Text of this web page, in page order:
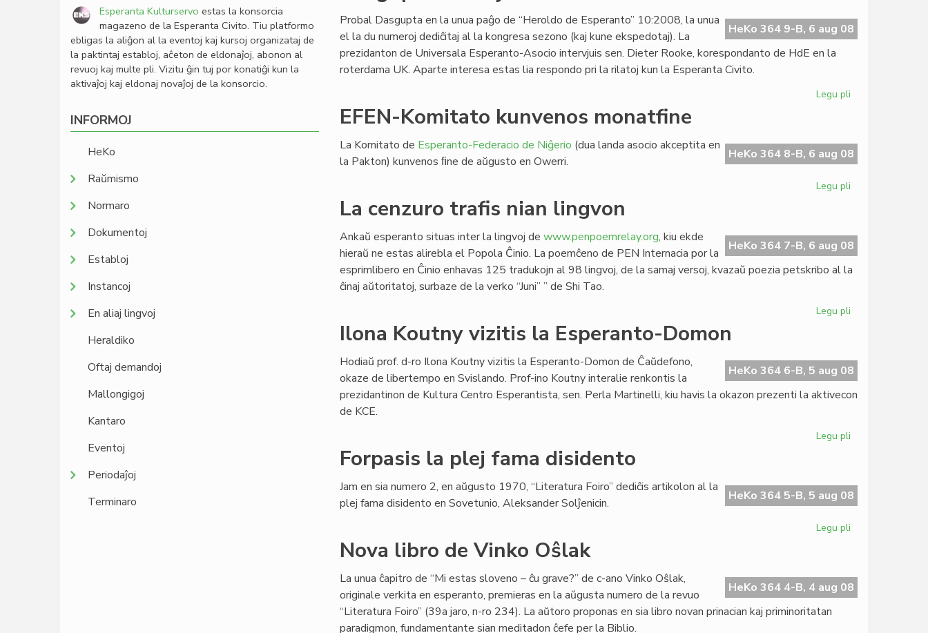
en
Esperantio
HeKo 364 9-B, 6 aug 08
Probal Dasgupta en la unua paĝo de “Heroldo de Esperanto” 10:2008, la unua
el la du numeroj dediĉitaj al la kongresa sezono (kaj kune ekspedotaj). La
prezidanton de Universala Esperanto-Asocio intervjuis sen. Dieter Rooke, korespondanto de HdE en la
roterdama UK. Aparte interesa estas lia respondo pri la rilatoj kun la Esperanta Civito.
Legu pli
"Heroldo"
EFEN-Komitato kunvenos monatfine
HeKo 364 8-B, 6 aug 08
La Komitato de Esperanto-Federacio de Niĝerio (dua landa asocio akceptita en
la Pakton) kunvenos ﬁne de aŭgusto en Owerri.
Legu pli
monatfine
La cenzuro trafis nian lingvon
HeKo 364 7-B, 6 aug 08
Ankaŭ esperanto situas inter la lingvoj de www.penpoemrelay.org, kiu ekde
hieraŭ ne estas alirebla el Popola Ĉinio. La poemĉeno de PEN Internacia por la
esprimlibero en Ĉinio enhavas 125 tradukojn al 98 lingvoj, de la samaj versoj, kvazaŭ poezia petskribo al la
ĉinaj aŭtoritatoj, surbaze de la verko “Juni” ” de Shi Tao.
Legu pli
nian
lingvon
Ilona Koutny vizitis la Esperanto-Domon
HeKo 364 6-B, 5 aug 08
Hodiaŭ prof. d-ro Ilona Koutny vizitis la Esperanto-Domon de Ĉaŭdefono,
okaze de libertempo en Svislando. Prof-ino Koutny interalie renkontis la
prezidantinon de Kultura Centro Esperantista, sen. Perla Martinelli, kiu havis la okazon prezenti la aktivecon
de KCE.
Legu pli
la
Esperanto-
Forpasis la plej fama disidento
HeKo 364 5-B, 5 aug 08
Jam en sia numero 2, en aŭgusto 1970, “Literatura Foiro” dediĉis artikolon al la
plej fama disidento en Sovetunio, Aleksander Solĵenicin.
Legu pli
fama
disidento
Nova libro de Vinko Oŝlak
HeKo 364 4-B, 4 aug 08
La unua ĉapitro de “Mi estas sloveno – ĉu grave?” de c-ano Vinko Oŝlak,
originale verkita en esperanto, premieras en la aŭgusta numero de la revuo
“Literatura Foiro” (39a jaro, n-ro 234). La aŭtoro proponas en sia libro novan prinacian kaj priminoritatan
paradigmon, fundamentante sian meditadon ĉefe per la Biblio.
Esperanta Kulturservo estas la konsorcia
magazeno de la Esperanta Civito. Tiu platformo
ebligas la aliĝon al la eventoj kaj kursoj organizataj de
la paktintaj establoj, aĉeton de eldonaĵoj, abonon al
revuoj kaj multe pli. Vizitu ĝin tuj por konatiĝi kun la
aktivaĵoj kaj eldonaj novaĵoj de la konsorcio.
INFORMOJ
HeKo
Raŭmismo
Normaro
Dokumentoj
Establoj
Instancoj
En aliaj lingvoj
Heraldiko
Oftaj demandoj
Mallongigoj
Kantaro
Eventoj
Periodaĵoj
Terminaro